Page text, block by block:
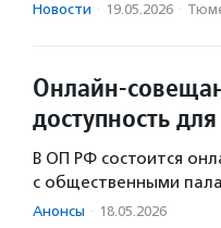
Новости · 19.05.2026 ·
Онлайн-
доступность
В ОП РФ состоится
с общественными
Анонсы · 18.05.2026